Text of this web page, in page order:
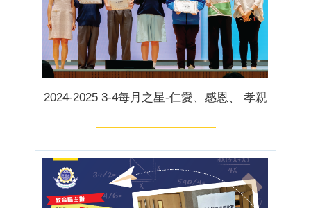
2024-2025 3-4每月之星-仁愛、感恩、 孝親